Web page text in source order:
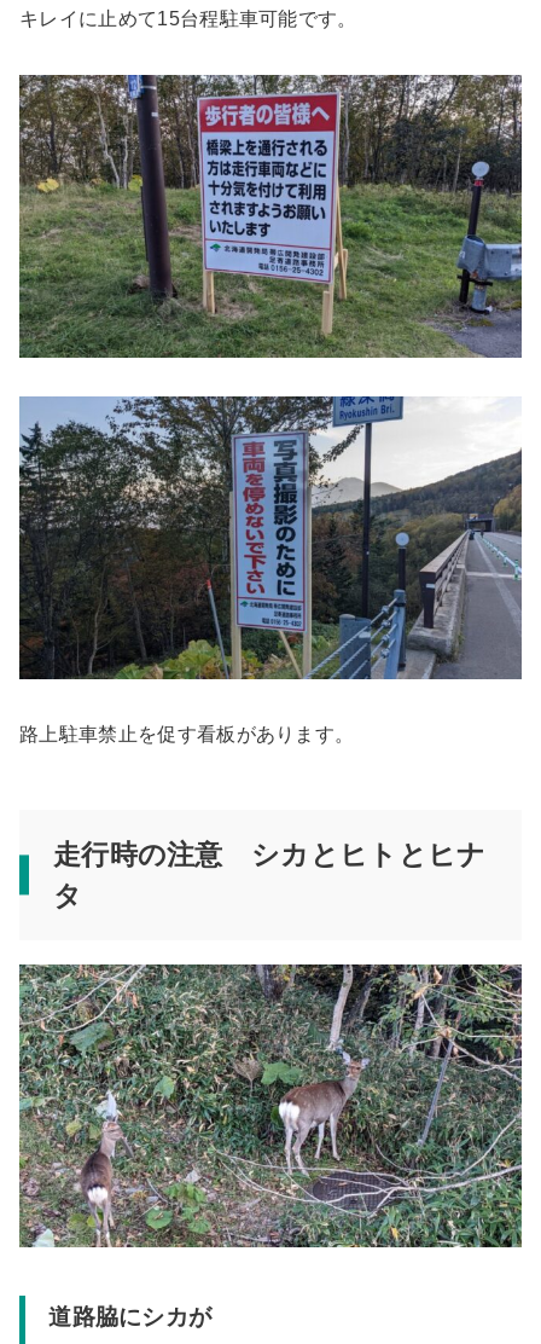
キレイに止めて15台程駐車可能です。
路上駐車禁止を促す看板があります。
走行時の注意 シカとヒトとヒナ
タ
道路脇にシカが